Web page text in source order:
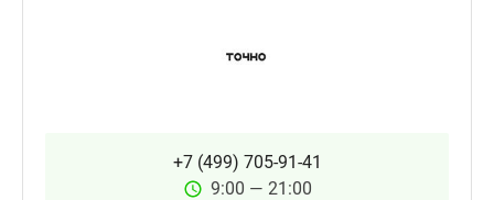
+7 (499) 705-91-41
9:00 — 21:00